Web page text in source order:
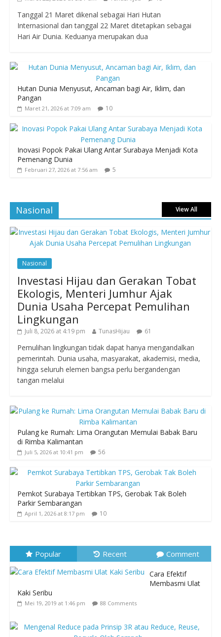
Tanggal 21 Maret dikenal sebagai Hari Hutan
Internasional dan tanggal 22 Maret ditetapkan sebagai
Hari Air Dunia. Keduanya merupakan dua
Hutan Dunia Menyusut, Ancaman bagi Air, Iklim, dan
Pangan
Maret 21, 2026 at 7:09 am 10
Inovasi Popok Pakai Ulang Antar Surabaya Menjadi Kota
Pemenang Dunia
Februari 27, 2026 at 7:56 am 5
Nasional View All
Nasional
Investasi Hijau dan Gerakan Tobat
Ekologis, Menteri Jumhur Ajak
Dunia Usaha Percepat Pemulihan
Lingkungan
Juli 8, 2026 at 4:19 pm TunasHijau 61
Pemulihan lingkungan tidak dapat hanya mengandalkan
pemerintah. Dunia usaha, masyarakat, akademisi, media,
hingga seluruh elemen bangsa perlu bergandengan
tangan melalui
Pulang ke Rumah: Lima Orangutan Memulai Babak Baru
di Rimba Kalimantan
Juli 5, 2026 at 10:41 pm 56
Pemkot Surabaya Tertibkan TPS, Gerobak Tak Boleh
Parkir Sembarangan
April 1, 2026 at 8:17 pm 10
Popular Recent Comment
Cara Efektif
Membasmi Ulat
Kaki Seribu
Mei 19, 2019 at 1:46 pm 88 Comments